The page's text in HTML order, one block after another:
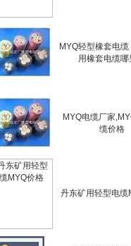
MYQ轻型橡套电
用橡套电缆
MYQ电缆厂家
缆价格
丹东矿用轻型电缆